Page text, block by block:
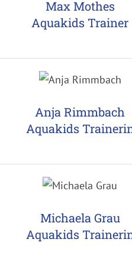
Max Mothes
Aquakids Trainer
Anja Rimmbach
Aquakids
Michaela Grau
Aquakids